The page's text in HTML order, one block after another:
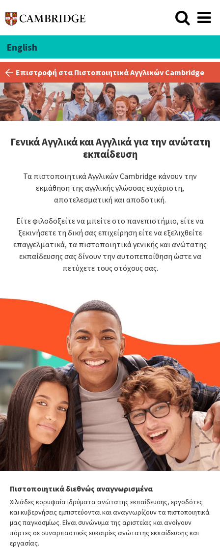
English
Επιστροφή στα Πιστοποιητικά Αγγλικών Cambridge
Γενικά Αγγλικά και Αγγλικά για την ανώτατη
εκπαίδευση
Τα πιστοποιητικά Αγγλικών Cambridge κάνουν την
εκμάθηση της αγγλικής γλώσσας ευχάριστη,
αποτελεσματική και αποδοτική.
Είτε φιλοδοξείτε να μπείτε στο πανεπιστήμιο, είτε να
ξεκινήσετε τη δική σας επιχείρηση είτε να εξελιχθείτε
επαγγελματικά, τα πιστοποιητικά γενικής και ανώτατης
εκπαίδευσης σας δίνουν την αυτοπεποίθηση ώστε να
πετύχετε τους στόχους σας.
Πιστοποιητικά διεθνώς αναγνωρισμένα
Χιλιάδες κορυφαία ιδρύματα ανώτατης εκπαίδευσης, εργοδότες
και κυβερνήσεις εμπιστεύονται και αναγνωρίζουν τα πιστοποιητικά
μας παγκοσμίως. Είναι συνώνυμα της αριστείας και ανοίγουν
πόρτες σε συναρπαστικές ευκαιρίες ανώτατης εκπαίδευσης και
εργασίας.